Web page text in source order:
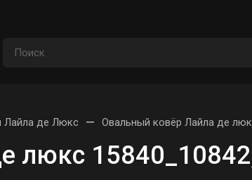
Лайла де Люкс — Овальный ковёр Лайла де
люкс